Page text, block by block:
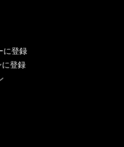
に登録
に登録